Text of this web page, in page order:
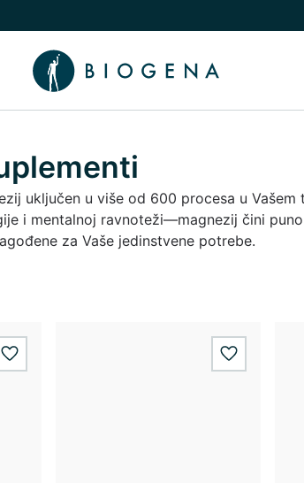
podizbornik
uključen u više od 600 procesa u
i mentalnoj ravnoteži—magnezij čini
za Vaše jedinstvene potrebe.
wishlist.add wishlist.add